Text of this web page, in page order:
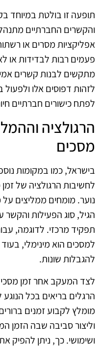
תופעה זו בולטת במיוחד
והקשרים החברתיים
אפליקציות מסרים או
פעמים רבות לבדידות או
מתקשים לבנות קשרים
לזהות דפוסים אלו
לפתח כישורים חברתיים
הרגולציה
מסכים
בישראל, כמו במקומות
לחשיבות הרגולציה של
נוער. מומחים ממליצים
הגיל, סוג הפעילות
תפקיד מרכזי. לדוגמה,
למסכים הוא מינימלי,
להגבלות שונות.
לצד המעקב אחר זמן
הרגלים בריאים בכל הנוגע
מומלץ לקבוע זמנים
וליצור סביבה שבה הזמן
ושימושי. כך, ניתן להפיק